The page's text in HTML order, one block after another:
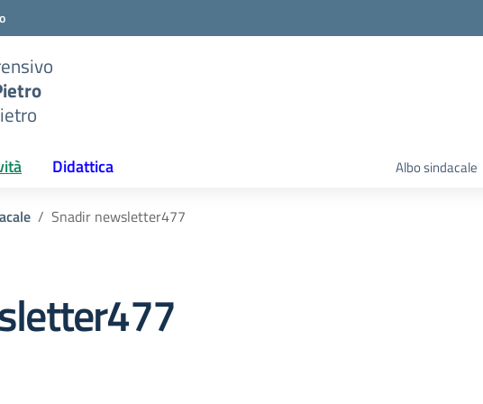
Didattica Albo sindacale
Snadir newsletter477